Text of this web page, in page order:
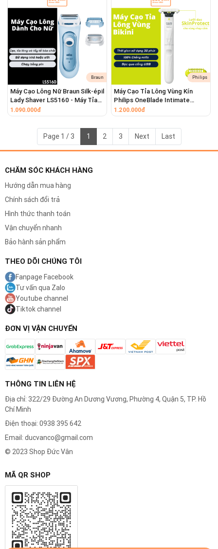
Braun
Máy Cạo Lông Nữ Braun Silk-épil
Lady Shaver LS5160 - Máy Tỉa
Lông Bikini Và Tẩy Tế Bào Chết
3 Trong 1 Khô & Ướt Dùng Pin
1.090.000đ
Philips
Máy Cạo Tỉa Lông Vùng Kín
Philips OneBlade Intimate
QP1924/70 An Toàn Cho Da
Nhạy Cảm, Chống Nước, Chống
Dành Cho Nam Và Nữ
1.200.000đ
Page 1 / 3 1 2 3 Next Last
CHĂM SÓC KHÁCH HÀNG
Hướng dẫn mua hàng
Chính sách đổi trả
Hình thức thanh toán
Vận chuyển nhanh
Bảo hành sản phẩm
THEO DÕI CHÚNG TÔI
Fanpage Facebook
Tư vấn qua Zalo
Youtube channel
Tiktok channel
ĐƠN VỊ VẬN CHUYỂN
THÔNG TIN LIÊN HỆ
Địa chỉ: 322/29 Đường An Dương Vương, Phường 4, Quận 5, TP. Hồ
Chí Minh
Điện thoại: 0938 395 642
Email: ducvanco@gmail.com
© 2023 Shop Đức Vân
MÃ QR SHOP